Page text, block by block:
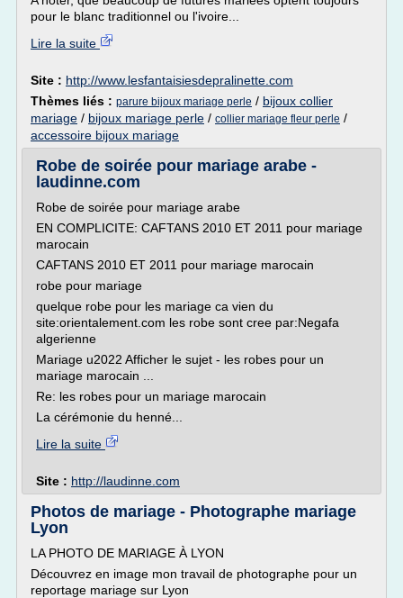
pour le blanc traditionnel ou l'ivoire...
Lire la suite
Site : http://www.lesfantaisiesdepralinette.com
Thèmes liés : parure bijoux mariage perle / bijoux collier
mariage / bijoux mariage perle / collier mariage fleur perle /
accessoire bijoux mariage
Robe de soirée pour mariage arabe -
laudinne.com
Robe de soirée pour mariage arabe
EN COMPLICITE: CAFTANS 2010 ET 2011 pour mariage
marocain
CAFTANS 2010 ET 2011 pour mariage marocain
robe pour mariage
quelque robe pour les mariage ca vien du
site:orientalement.com les robe sont cree par:Negafa
algerienne
Mariage u2022 Afficher le sujet - les robes pour un
mariage marocain ...
Re: les robes pour un mariage marocain
La cérémonie du henné...
Lire la suite
Site : http://laudinne.com
Photos de mariage - Photographe mariage
Lyon
LA PHOTO DE MARIAGE À LYON
Découvrez en image mon travail de photographe pour un
reportage mariage sur Lyon